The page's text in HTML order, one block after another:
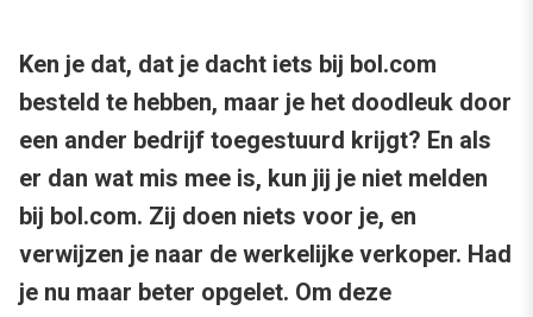
Ken je dat, dat je dacht iets bij bol.com
besteld te hebben, maar je het doodleuk door
een ander bedrijf toegestuurd krijgt? En als
er dan wat mis mee is, kun jij je niet melden
bij bol.com. Zij doen niets voor je, en
verwijzen je naar de werkelijke verkoper. Had
je nu maar beter opgelet. Om deze